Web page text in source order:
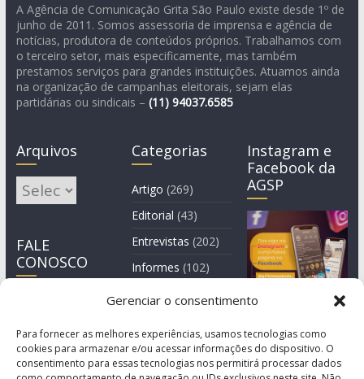
Gerenciar o consentimento
Para fornecer as melhores experiências, usamos tecnologias como
cookies para armazenar e/ou acessar informações do dispositivo. O
consentimento para essas tecnologias nos permitirá processar dados
A Agência de Comunicação Grita São Paulo existe desde 1º de
junho de 2011. Somos assessoria de imprensa e agência de
notícias, produtora de conteúdos próprios. Trabalhamos com
o terceiro setor, mais especificamente, mas também
prestamos serviços para grandes instituições. Atuamos ainda
na organização de campanhas eleitorais, sejam elas
partidárias ou sindicais – (11) 94037.6585
Arquivos
Arquivos
FALE
CONOSCO
Categorias
Artigo (269)
Editorial (43)
Entrevistas (202)
Informes (102)
Manchete
Instagram e
Facebook da
AGSP